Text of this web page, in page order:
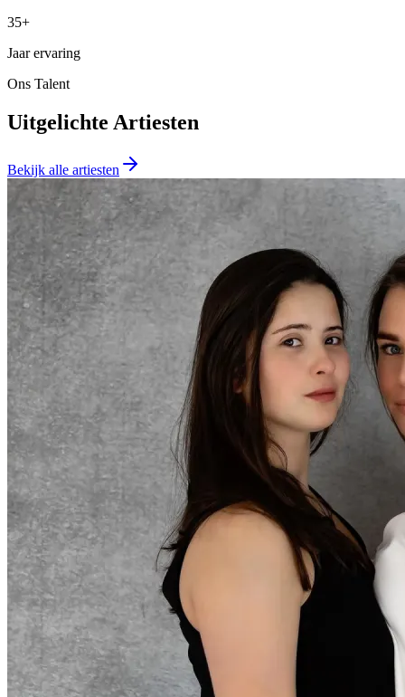
35+
Jaar ervaring
Ons Talent
Uitgelichte Artiesten
Bekijk alle artiesten